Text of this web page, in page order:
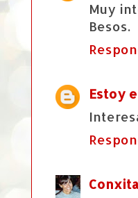
Muy
Besos.
Estoy